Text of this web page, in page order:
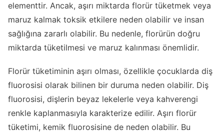
elementtir. Ancak, aşırı miktarda florür tüketmek veya
maruz kalmak toksik etkilere neden olabilir ve insan
sağlığına zararlı olabilir. Bu nedenle, florürün doğru
miktarda tüketilmesi ve maruz kalınması önemlidir.
Florür tüketiminin aşırı olması, özellikle çocuklarda diş
fluorosisi olarak bilinen bir duruma neden olabilir. Diş
fluorosisi, dişlerin beyaz lekelerle veya kahverengi
renkle kaplanmasıyla karakterize edilir. Aşırı florür
tüketimi, kemik fluorosisine de neden olabilir. Bu